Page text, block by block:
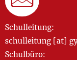
Schulleitung:
schulleitung [at]
Schulbüro: